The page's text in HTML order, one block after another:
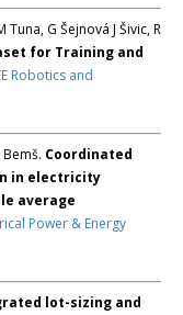
Tuna, G Šejnová J Šivic, R
for Training and
Robotics and
Coordinated
in electricity
average
Power & Energy
lot-sizing and